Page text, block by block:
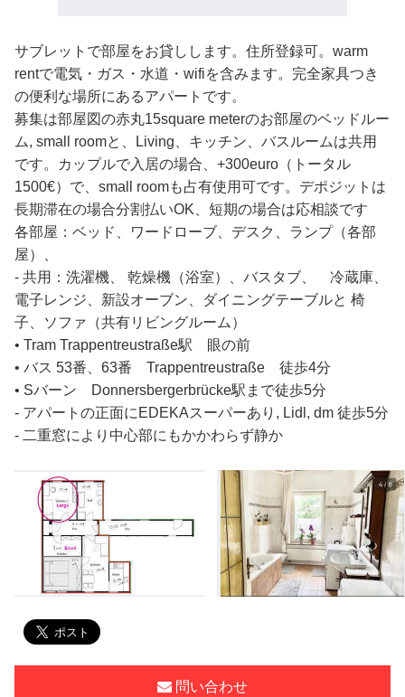
サブレットで部屋をお貸しします。住所登録可。warm
rentで電気・ガス・水道・wifiを含みます。完全家具つき
の便利な場所にあるアパートです。
募集は部屋図の赤丸15square meterのお部屋のベッドルー
ム, small roomと、Living、キッチン、バスルームは共用
です。カップルで入居の場合、+300euro（トータル
1500€）で、small roomも占有使用可です。デポジットは
長期滞在の場合分割払いOK、短期の場合は応相談です
各部屋：ベッド、ワードローブ、デスク、ランプ（各部
屋）、
- 共用：洗濯機、 乾燥機（浴室）、バスタブ、 冷蔵庫、
電子レンジ、新設オーブン、ダイニングテーブルと 椅
子、ソファ（共有リビングルーム）
• Tram Trappentreustraße駅 眼の前
• バス 53番、63番 Trappentreustraße 徒歩4分
• Sバーン Donnersbergerbrücke駅まで徒歩5分
- アパートの正面にEDEKAスーパーあり, Lidl, dm 徒歩5分
- 二重窓により中心部にもかかわらず静か
問い合わせ